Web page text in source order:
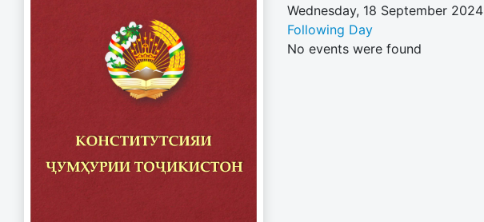
Wednesday, 18 September 2024
Following Day
No events were found